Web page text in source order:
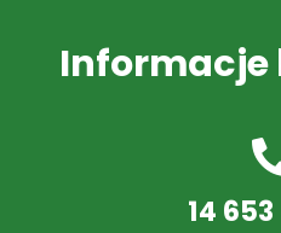
Informacje
14